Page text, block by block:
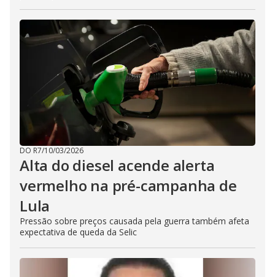
DO R7/10/03/2026
Alta do diesel acende alerta
vermelho na pré-campanha de
Lula
Pressão sobre preços causada pela guerra também afeta
expectativa de queda da Selic